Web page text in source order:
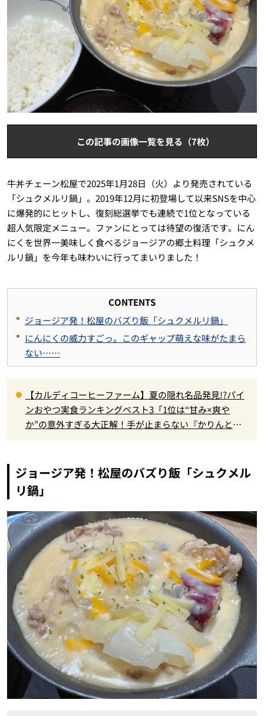
この記事の画像一覧を見る（7枚）
牛丼チェーン松屋で2025年1月28日（火）より発売されている
「シュクメルリ鍋」。2019年12月に初登場して以来SNSを中心
に爆発的にヒットし、復刻総選挙でも連続で1位となっている
超人気限定メニュー。ファンにとっては待望の復活です。にん
にくを世界一美味しく食べるジョージアの郷土料理「シュクメ
ルリ鍋」を今年も味わいに行ってまいりました！
CONTENTS
ジョージア発！松屋のバズり飯「シュクメルリ鍋」
にんにくの威力すごっ。このギャップ萌えな味がたまら
ない……
【カルディコーヒーファーム】夏の隠れ名品発見!?パイ
ンおやつ実食ランキングベスト3「1位は“甘み×爽や
か”の意外すぎる大正解！手が止まらない『かりんと
ジョージア発！松屋のバズり飯「シュクメル
リ鍋」